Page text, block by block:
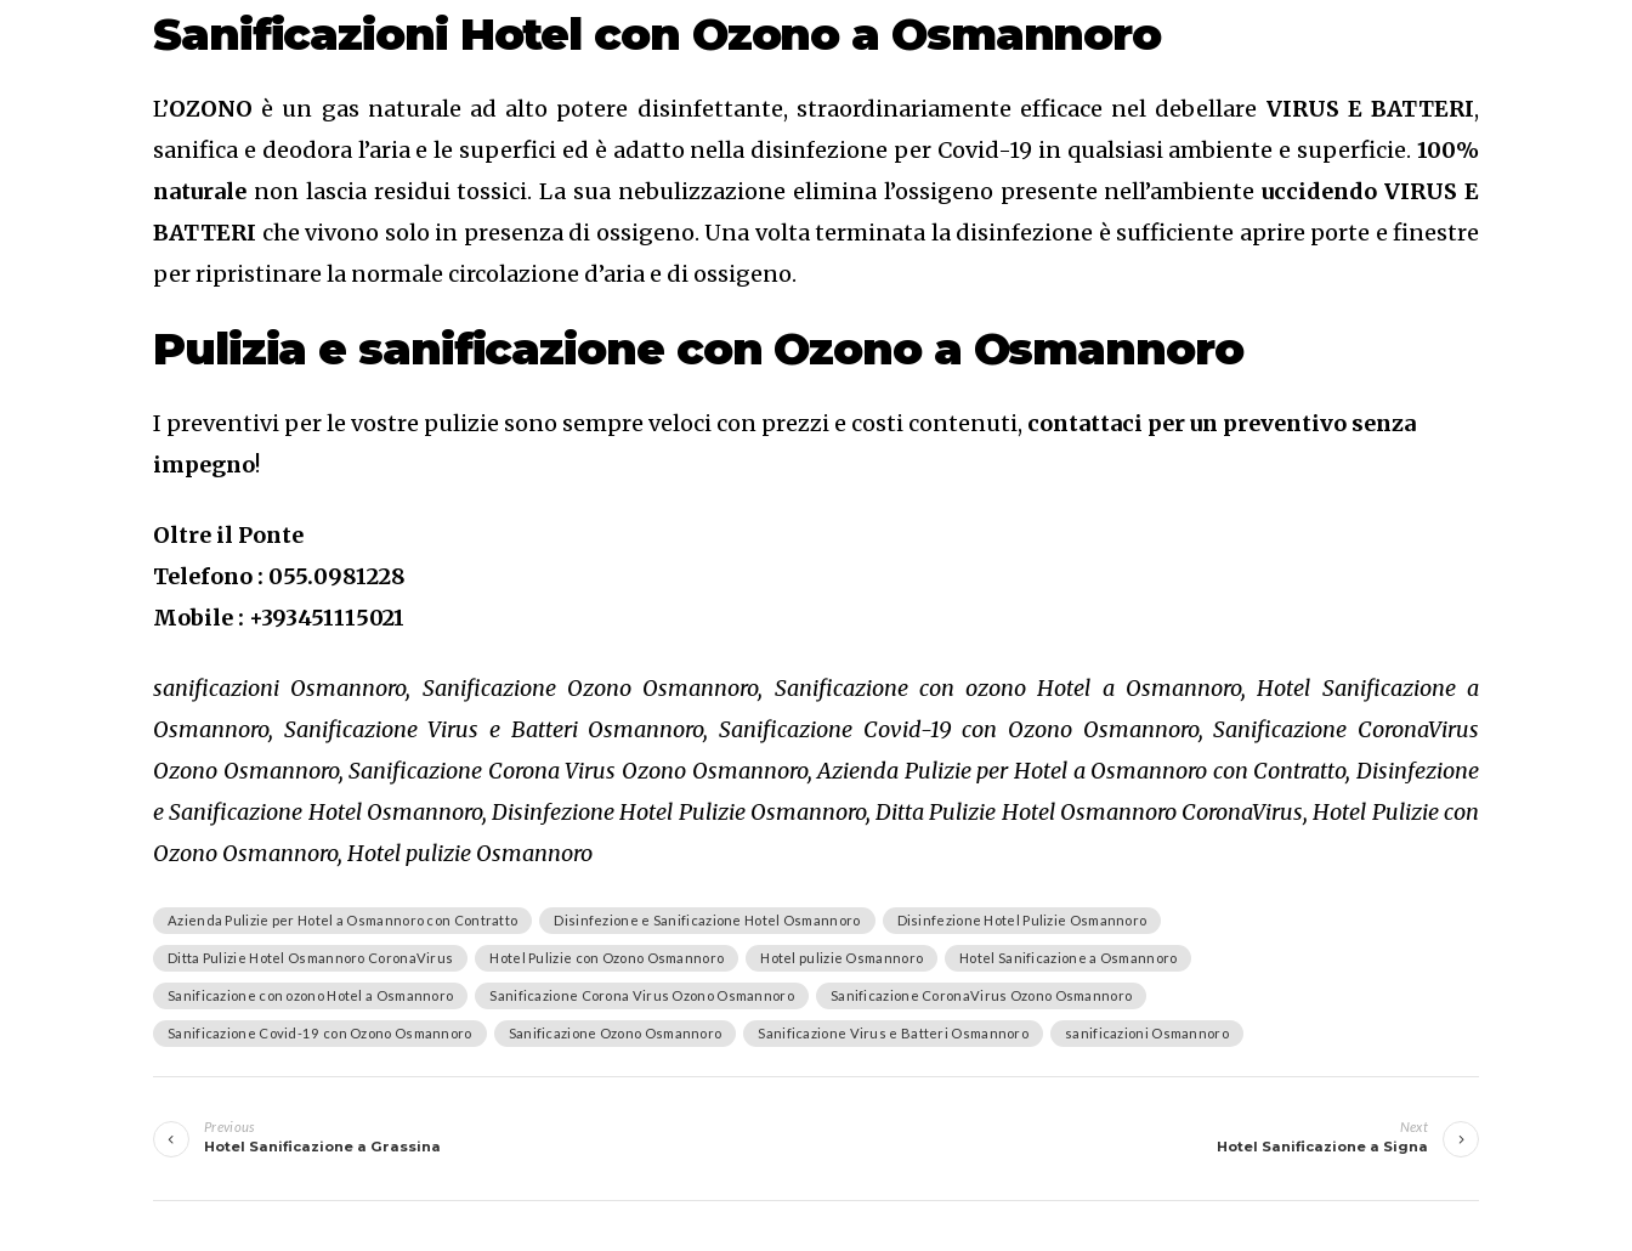
Sanificazioni Hotel con Ozono a Osmannoro
L’OZONO è un gas naturale ad alto potere disinfettante, straordinariamente efficace nel debellare VIRUS E BATTERI,
sanifica e deodora l’aria e le superfici ed è adatto nella disinfezione per Covid-19 in qualsiasi ambiente e superficie. 100%
naturale non lascia residui tossici.La sua nebulizzazione elimina l’ossigeno presente nell’ambienteuccidendo VIRUS E
BATTERI che vivono solo in presenza di ossigeno. Una volta terminata la disinfezione è sufficiente aprire porte e finestre
per ripristinare la normale circolazione d’aria e di ossigeno.
Pulizia e sanificazione con Ozono a Osmannoro
I preventivi per le vostre pulizie sono sempre veloci con prezzi e costi contenuti, contattaci per un preventivo senza
impegno!
Oltre il Ponte
Telefono : 055.0981228
Mobile : +393451115021
sanificazioni Osmannoro, Sanificazione Ozono Osmannoro, Sanificazione con ozono Hotel a Osmannoro, Hotel Sanificazione a
Osmannoro, Sanificazione Virus e Batteri Osmannoro, Sanificazione Covid-19 con Ozono Osmannoro, Sanificazione CoronaVirus
Ozono Osmannoro, Sanificazione Corona Virus Ozono Osmannoro, Azienda Pulizie per Hotel a Osmannoro con Contratto, Disinfezione
e Sanificazione Hotel Osmannoro, Disinfezione Hotel Pulizie Osmannoro, Ditta Pulizie Hotel Osmannoro CoronaVirus, Hotel Pulizie con
Ozono Osmannoro, Hotel pulizie Osmannoro
Azienda Pulizie per Hotel a Osmannoro con Contratto Disinfezione e Sanificazione Hotel Osmannoro Disinfezione Hotel Pulizie Osmannoro
Ditta Pulizie Hotel Osmannoro CoronaVirus Hotel Pulizie con Ozono Osmannoro Hotel pulizie Osmannoro Hotel Sanificazione a Osmannoro
Sanificazione con ozono Hotel a Osmannoro Sanificazione Corona Virus Ozono Osmannoro Sanificazione CoronaVirus Ozono Osmannoro
Sanificazione Covid-19 con Ozono Osmannoro Sanificazione Ozono Osmannoro Sanificazione Virus e Batteri Osmannoro sanificazioni Osmannoro
articoli
Previous
Hotel Sanificazione a Grassina
Next
Hotel Sanificazione a Signa